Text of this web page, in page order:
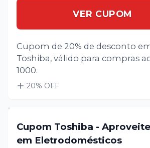
VER CUPOM
Cupom de 20% de desconto
Toshiba, válido para compras
1000.
20% OFF
Cupom Toshiba - Aproveite
em Eletrodomésticos